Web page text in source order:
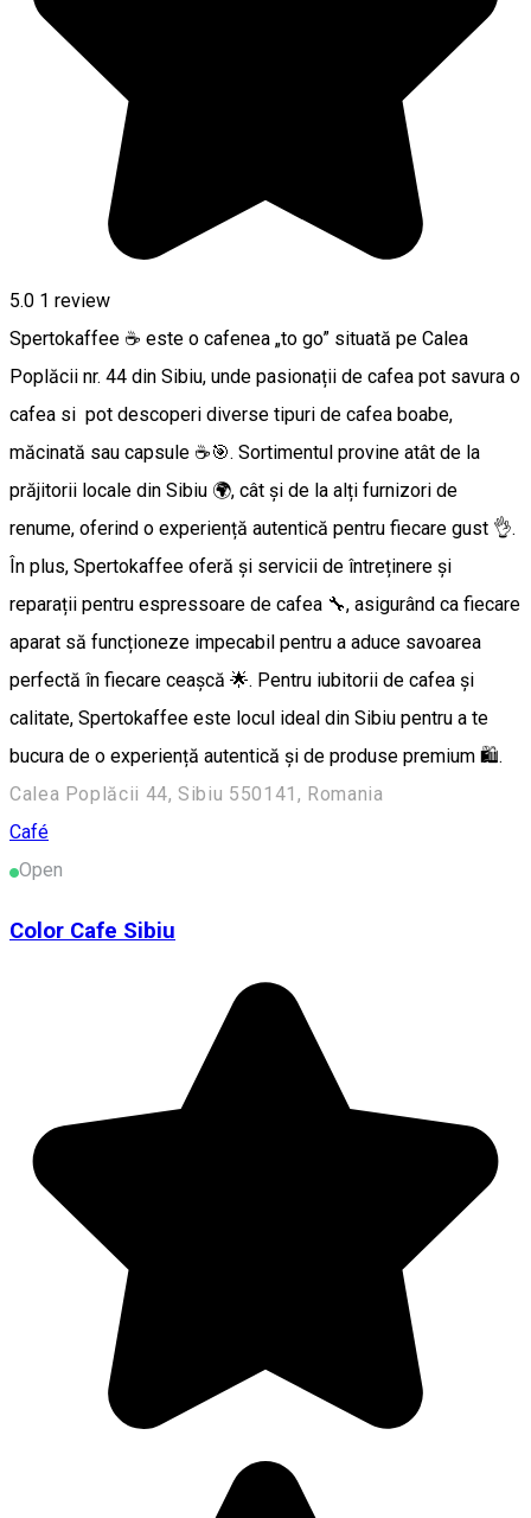
5.0 1 review
Spertokaffee ☕ este o cafenea „to go” situată pe Calea
Poplăcii nr. 44 din Sibiu, unde pasionații de cafea pot savura o
cafea si pot descoperi diverse tipuri de cafea boabe,
măcinată sau capsule ☕🎯. Sortimentul provine atât de la
prăjitorii locale din Sibiu 🌍, cât și de la alți furnizori de
renume, oferind o experiență autentică pentru fiecare gust 👌.
În plus, Spertokaffee oferă și servicii de întreținere și
reparații pentru espressoare de cafea 🔧, asigurând ca fiecare
aparat să funcționeze impecabil pentru a aduce savoarea
perfectă în fiecare ceașcă 🌟. Pentru iubitorii de cafea și
calitate, Spertokaffee este locul ideal din Sibiu pentru a te
bucura de o experiență autentică și de produse premium 🛍️.
Calea Poplăcii 44, Sibiu 550141, Romania
Café
Open
Color Cafe Sibiu